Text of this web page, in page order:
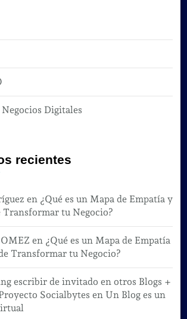
Digitales
recientes
en ¿Qué es un Mapa de Empatía y
Transformar tu Negocio?
en ¿Qué es un Mapa de Empatía
Transformar tu Negocio?
escribir de invitado en otros Blogs +
Socialbytes en Un Blog es un